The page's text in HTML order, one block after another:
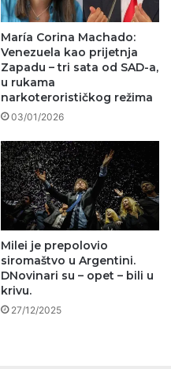
María Corina Machado:
Venezuela kao prijetnja
Zapadu – tri sata od SAD-a,
u rukama
narkoterorističkog režima
03/01/2026
Milei je prepolovio
siromaštvo u Argentini.
DNovinari su – opet – bili u
krivu.
27/12/2025